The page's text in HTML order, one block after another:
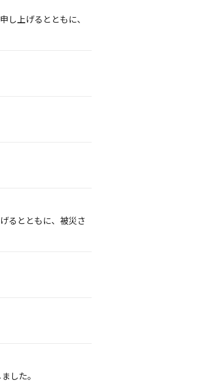
し上げるとともに、
るとともに、被災さ
した。